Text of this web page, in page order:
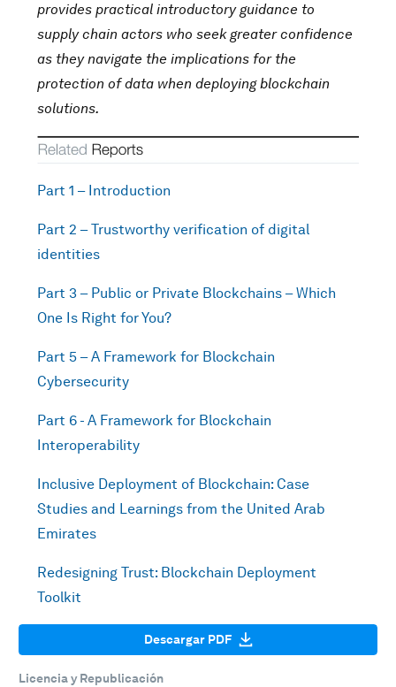
provides practical introductory guidance to
supply chain actors who seek greater confidence
as they navigate the implications for the
protection of data when deploying blockchain
solutions.
Part 1 – Introduction
Part 2 – Trustworthy verification of digital
identities
Part 3 – Public or Private Blockchains – Which
One Is Right for You?
Part 5 – A Framework for Blockchain
Cybersecurity
Part 6 - A Framework for Blockchain
Interoperability
Inclusive Deployment of Blockchain: Case
Studies and Learnings from the United Arab
Emirates
Redesigning Trust: Blockchain Deployment
Toolkit
Descargar PDF
Licencia y Republicación